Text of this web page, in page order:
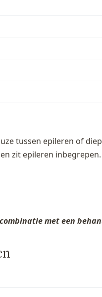
tussen epileren of
zit epileren inbegrepen.
met een